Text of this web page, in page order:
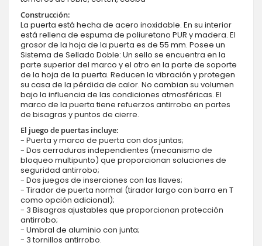
Construcción:
La puerta está hecha de acero inoxidable. En su interior
está rellena de espuma de poliuretano PUR y madera. El
grosor de la hoja de la puerta es de 55 mm. Posee un
Sistema de Sellado Doble: Un sello se encuentra en la
parte superior del marco y el otro en la parte de soporte
de la hoja de la puerta. Reducen la vibración y protegen
su casa de la pérdida de calor. No cambian su volumen
bajo la influencia de las condiciones atmosféricas. El
marco de la puerta tiene refuerzos antirrobo en partes
de bisagras y puntos de cierre.
El juego de puertas incluye:
- Puerta y marco de puerta con dos juntas;
- Dos cerraduras independientes (mecanismo de
bloqueo multipunto) que proporcionan soluciones de
seguridad antirrobo;
- Dos juegos de inserciones con las llaves;
- Tirador de puerta normal (tirador largo con barra en T
como opción adicional);
- 3 Bisagras ajustables que proporcionan protección
antirrobo;
- Umbral de aluminio con junta;
- 3 tornillos antirrobo.